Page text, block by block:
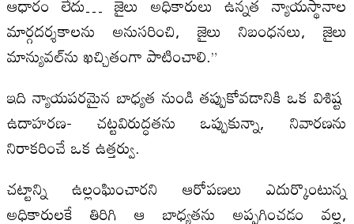
మార్గదర్శకాలను అనుసరించి, జైలు నిబంధనలు, జైలు
మాన్యువల్‌ను ఖచ్చితంగా పాటించాలి.”
ఇది న్యాయపరమైన బాధ్యత నుండి తప్పుకోవడానికి ఒక విశిష్ట
ఉదాహరణ- చట్టవిరుద్ధతను ఒప్పుకున్నా, నివారణను
నిరాకరించే ఒక ఉత్తర్వు.
చట్టాన్ని ఉల్లంఘించారని ఆరోపణలు ఎదుర్కొంటున్న
అధికారులకే తిరిగి ఆ బాధ్యతను అప్పగించడం వల్ల,